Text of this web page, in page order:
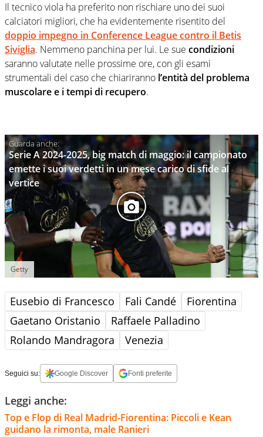
Il tecnico viola ha preferito non rischiare uno dei suoi
calciatori migliori, che ha evidentemente risentito del
doppio impegno in Conference League contro il Betis
Siviglia. Nemmeno panchina per lui. Le sue condizioni
saranno valutate nelle prossime ore, con gli esami
strumentali del caso che chiariranno l’entità del problema
muscolare e i tempi di recupero.
Serie A 2024-2025, big match di maggio: il campionato
emette i suoi verdetti in un mese carico di sfide al
vertice
Getty
Eusebio di Francesco Fali Candé
Fiorentina
Gaetano Oristanio
Raffaele Palladino
Rolando Mandragora
Venezia
Seguici su: Google Discover Fonti preferite
Leggi anche:
Top e Flop di Real Madrid-Fiorentina: Piccoli e Kean
guidano la rimonta, male Ranieri